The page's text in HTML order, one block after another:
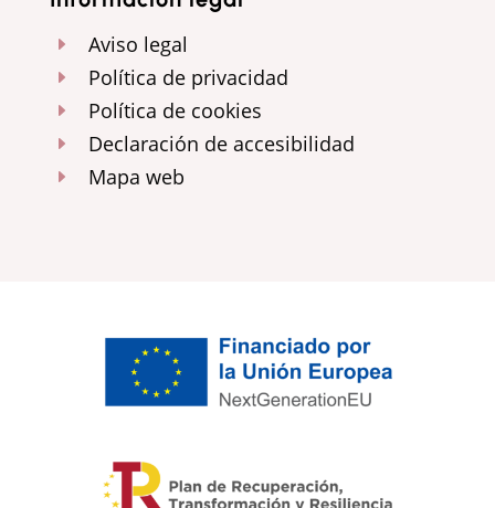
E Aviso legal
E Política de privacidad
E Política de cookies
E Declaración de accesibilidad
E Mapa web